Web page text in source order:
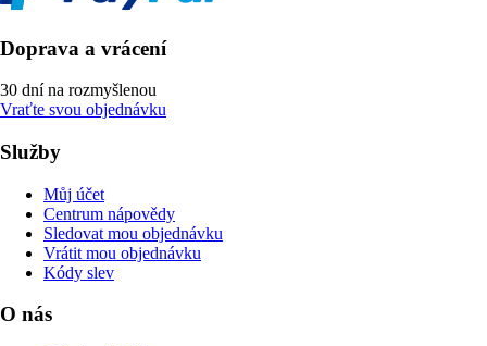
Doprava a vrácení
30 dní na rozmyšlenou
Vraťte svou objednávku
Služby
Můj účet
Centrum nápovědy
Sledovat mou objednávku
Vrátit mou objednávku
Kódy slev
O nás